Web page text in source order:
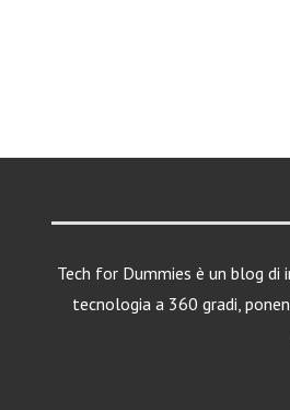
Tech for Dummies è un blog
tecnologia a 360 gradi,